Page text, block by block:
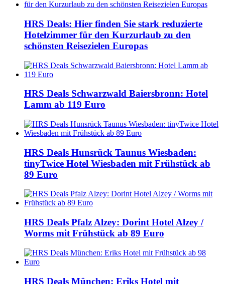
HRS Deals: Hier finden Sie stark reduzierte
Hotelzimmer für den Kurzurlaub zu den
schönsten Reisezielen Europas
HRS Deals Schwarzwald Baiersbronn: Hotel
Lamm ab 119 Euro
HRS Deals Hunsrück Taunus Wiesbaden:
tinyTwice Hotel Wiesbaden mit Frühstück ab
89 Euro
HRS Deals Pfalz Alzey: Dorint Hotel Alzey /
Worms mit Frühstück ab 89 Euro
HRS Deals München: Eriks Hotel mit